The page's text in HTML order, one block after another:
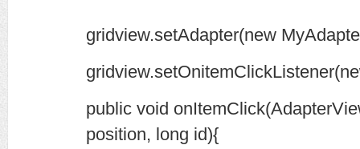
gridview.setAdapter(new
public void
position, long id){